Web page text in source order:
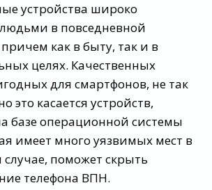
устройства широко
в повседневной
как в быту, так и в
целях. Качественных
для смартфонов, не так
это касается устройств,
базе операционной системы
имеет много уязвимых мест в
поможет скрыть
телефона ВПН.